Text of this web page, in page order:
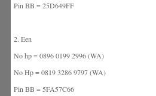
Pin BB = 25D649FF
2. Een
No hp = 0896 0199 2996 (WA)
No Hp = 0819 3286 9797 (WA)
Pin BB = 5FA57C66